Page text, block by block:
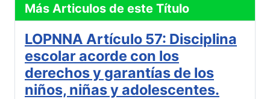
Más Articulos de este Título
LOPNNA Artículo 57: Disciplina
escolar acorde con los
derechos y garantías de los
niños, niñas y adolescentes.